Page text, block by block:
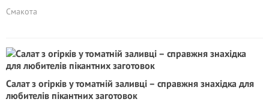
Смакота
Салат з огірків у томатній заливці – справжня знахідка для
любителів пікантних заготовок